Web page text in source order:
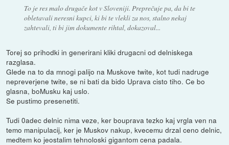
To je res malo drugače kot v Sloveniji. Preprečuje pa, da bi te
obletavali neresni kupci, ki bi te vlekli za nos, stalno nekaj
zahtevali, ti bi jim dokumente rihtal, dokazoval...
Torej so prihodki in generirani kliki drugacni od delniskega
razglasa.
Glede na to da mnogi palijo na Muskove twite, kot tudi nadruge
nepreverjene twite, se ni bati da bido Uprava cisto tiho. Ce bo
glasna, boMusku kaj uslo.
Se pustimo presenetiti.
Tudi 0adec delnic nima veze, ker bouprava tezko kaj vrgla ven na
temo manipulacij, ker je Muskov nakup, kvecemu drzal ceno delnic,
medtem ko jeostalim tehnoloski gigantom cena padala.